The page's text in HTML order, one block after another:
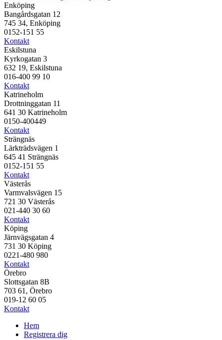
Enköping
Bangårdsgatan 12
745 34, Enköping
0152-151 55
Kontakt
Eskilstuna
Kyrkogatan 3
632 19, Eskilstuna
016-400 99 10
Kontakt
Katrineholm
Drottninggatan 11
641 30 Katrineholm
0150-400449
Kontakt
Strängnäs
Lärkträdsvägen 1
645 41 Strängnäs
0152-151 55
Kontakt
Västerås
Varmvalsvägen 15
721 30 Västerås
021-440 30 60
Kontakt
Köping
Järnvägsgatan 4
731 30 Köping
0221-480 980
Kontakt
Örebro
Slottsgatan 8B
703 61, Örebro
019-12 60 05
Kontakt
Hem
Registrera dig